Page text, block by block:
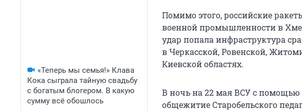
«Теперь мы семья!» Клава
Кока сыграла тайную свадьбу
с богатым блогером. В какую
сумму всё обошлось
Помимо этого, российские
военной промышленности в
удар попала инфраструктура
в Черкасской, Ровенской,
Киевской областях.
В ночь на 22 мая ВСУ с помощью
общежитие Старобельского